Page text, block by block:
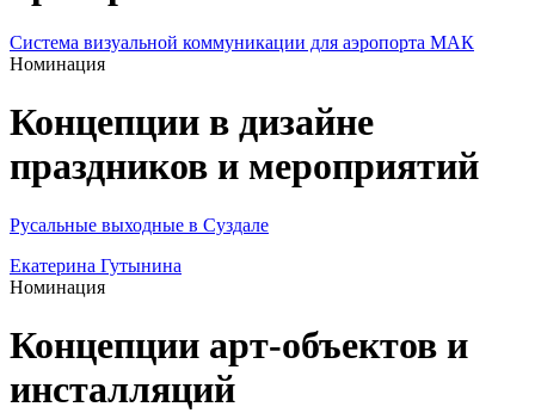
Система визуальной коммуникации для аэропорта МАК
Номинация
Концепции в дизайне
праздников и мероприятий
Русальные выходные в Суздале
Екатерина Гутынина
Номинация
Концепции арт-объектов и
инсталляций